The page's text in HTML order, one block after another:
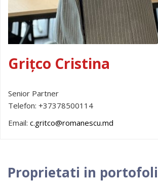
Grițco Cristina
Senior Partner
Telefon: +37378500114
Email: c.gritco@romanescu.md
Proprietati in